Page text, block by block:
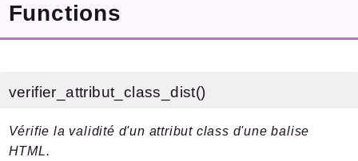
Markers
Functions
verifier_attribut_class_dist()
Vérifie la validité d'un attribut class d'une balise
HTML.